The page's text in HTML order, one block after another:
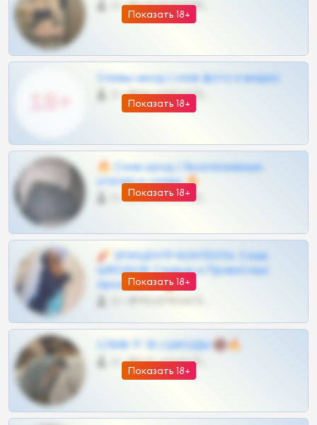
Показать 18+
0 •
Показать 18+
Сливы шкод | слив фото и видео
0 •
Показать 18+
🔥 Слив шкод | Эксклюзивные
утечки и сливы 🔥
0 •
Показать 18+
🧨 ЭПИЦЕНТР КОНТЕНТА: Слив
ШКОДОВ Сливов и Приватных
Архивов ТГ 🔞💎
Показать 18+
СЛИВ ТГ 18 | ШКОДЫ 🔞🔥
0 •